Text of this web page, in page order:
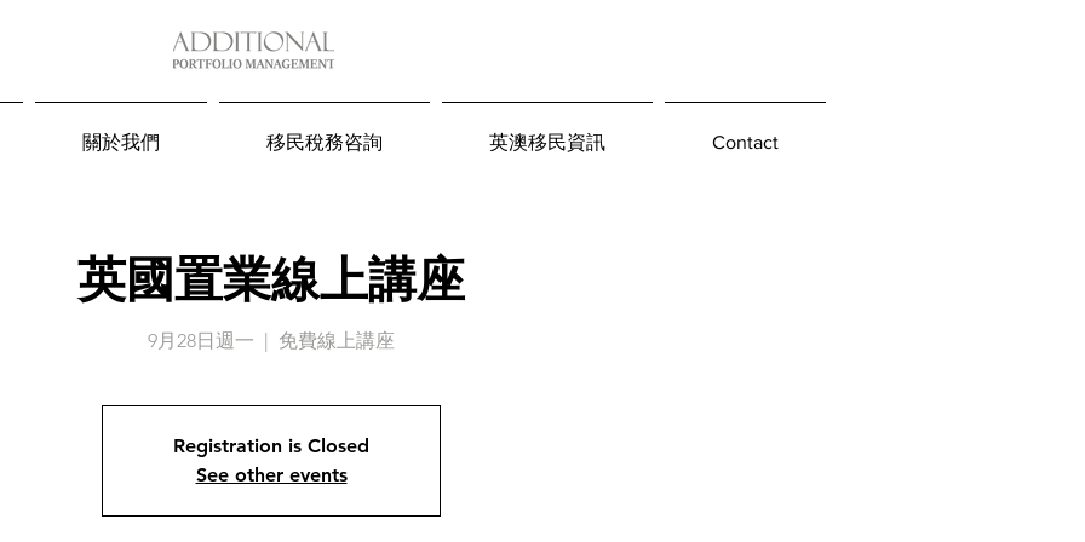
關於我們 移民稅務咨詢 英澳移民資訊 Contact
英國置業線上講座
9月28日週一
  |
免費線上講座
Registration is Closed
See other events